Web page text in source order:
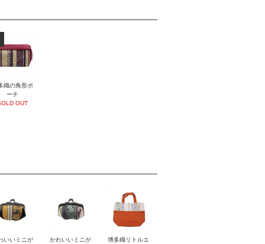
織の角形ポ
ーチ
OUT
いいミニが
かわいいミニが
博多織リトルエ